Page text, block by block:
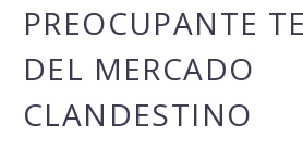
PREOCUPANTE
DEL MERCADO
CLANDESTINO